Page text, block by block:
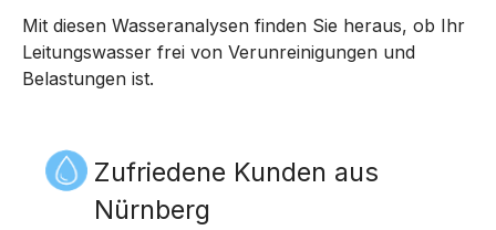
Mit diesen Wasseranalysen finden Sie heraus, ob Ihr
Leitungswasser frei von Verunreinigungen und
Belastungen ist.
Zufriedene Kunden aus
Nürnberg